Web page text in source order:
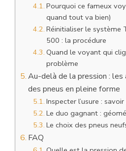
Pourquoi ce fameux
quand tout va bien)
Réinitialiser le système
500 : la procédure
Quand le voyant qui
problème
Au-delà de la pression :
des pneus en pleine forme
Inspecter l’usure :
Le duo gagnant :
Le choix des pneus
FAQ